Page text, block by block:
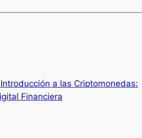
Introducción a las Criptomonedas:
Financiera